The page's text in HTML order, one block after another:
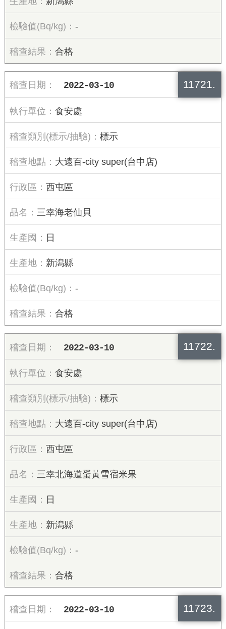
-
合格
11721.
2022-03-10
食安處
標示
大遠百-city super(台中店)
西屯區
三幸海老仙貝
日
新潟縣
-
合格
11722.
2022-03-10
食安處
標示
大遠百-city super(台中店)
西屯區
三幸北海道蛋黃雪宿米果
日
新潟縣
-
合格
11723.
2022-03-10